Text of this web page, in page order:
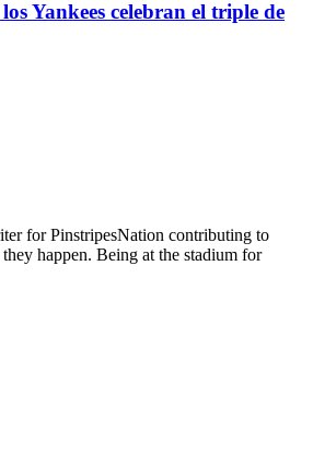
Yankees celebran el triple de
for PinstripesNation contributing to
happen. Being at the stadium for